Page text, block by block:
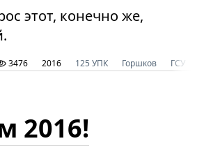
этот, конечно же,
3476 2016 125 УПК Горшков ГСУ
2016!